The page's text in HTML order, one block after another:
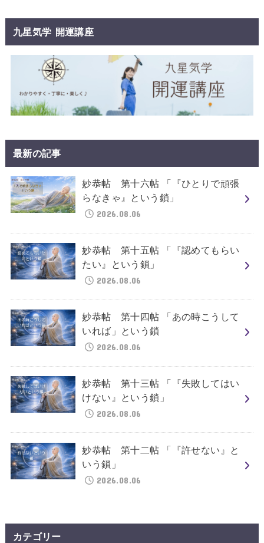
九星気学 開運講座
最新の記事
妙恭帖 第十六帖 「『ひとりで頑張
らなきゃ』という鎖」
2026.08.06
妙恭帖 第十五帖 「『認めてもらい
たい』という鎖」
2026.08.06
妙恭帖 第十四帖 「あの時こうして
いれば」という鎖
2026.08.06
妙恭帖 第十三帖 「『失敗してはい
けない』という鎖」
2026.08.06
妙恭帖 第十二帖 「『許せない』と
いう鎖」
2026.08.06
カテゴリー